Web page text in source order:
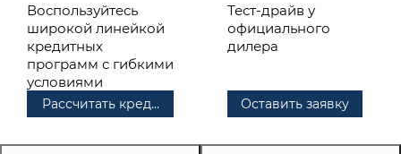
Воспользуйтесь
широкой линейкой
кредитных
программ с гибкими
условиями
Рассчитать кредит
Тест-драйв у
официального
дилера
Оставить заявку